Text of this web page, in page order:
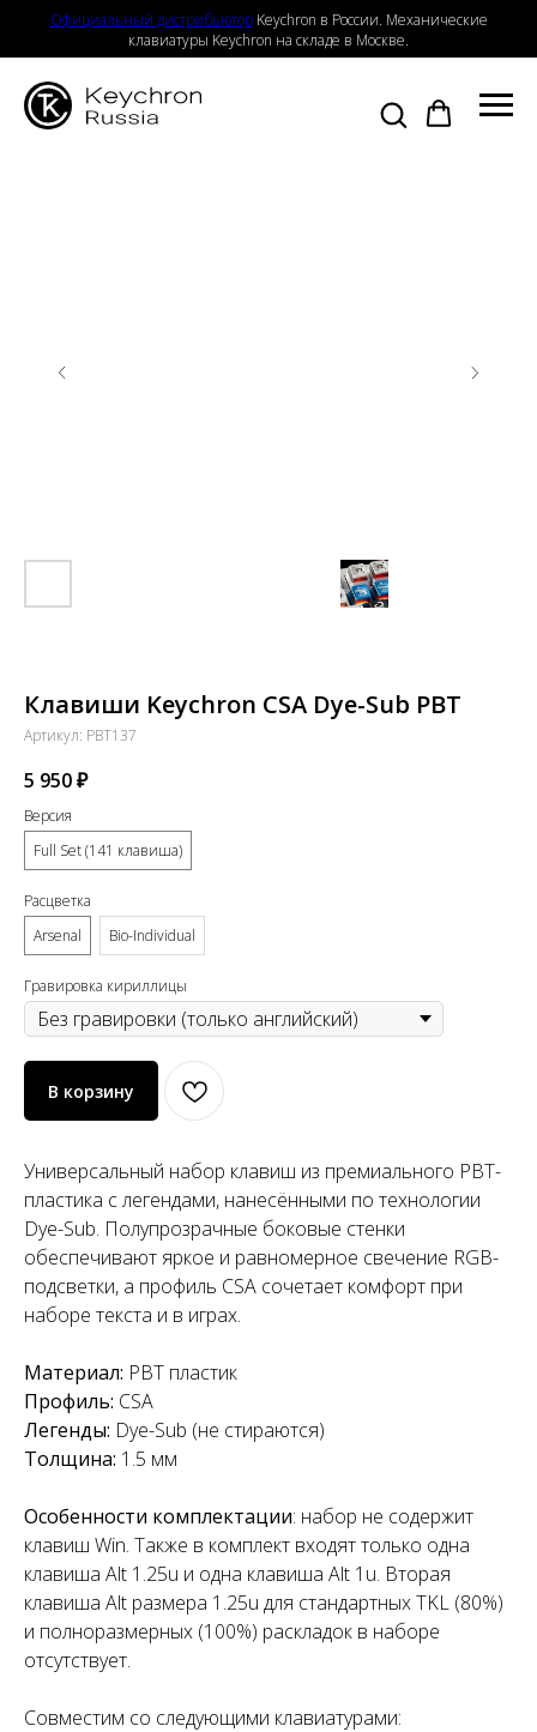
Официальный дистрибьютор Keychron в России. Механические
клавиатуры Keychron на складе в Москве.
Клавиши Keychron CSA Dye-Sub PBT
Артикул: PBT137
5 950₽
Версия
Full Set (141 клавиша)
Расцветка
Arsenal
Bio-Individual
Гравировка кириллицы
В корзину
Универсальный набор клавиш из премиального PBT-
пластика с легендами, нанесёнными по технологии
Dye-Sub. Полупрозрачные боковые стенки
обеспечивают яркое и равномерное свечение RGB-
подсветки, а профиль CSA сочетает комфорт при
наборе текста и в играх.
Материал: PBT пластик
Профиль: CSA
Легенды: Dye-Sub (не стираются)
Толщина: 1.5 мм
Особенности комплектации: набор не содержит
клавиш Win. Также в комплект входят только одна
клавиша Alt 1.25u и одна клавиша Alt 1u. Вторая
клавиша Alt размера 1.25u для стандартных TKL (80%)
и полноразмерных (100%) раскладок в наборе
отсутствует.
Совместим со следующими клавиатурами: